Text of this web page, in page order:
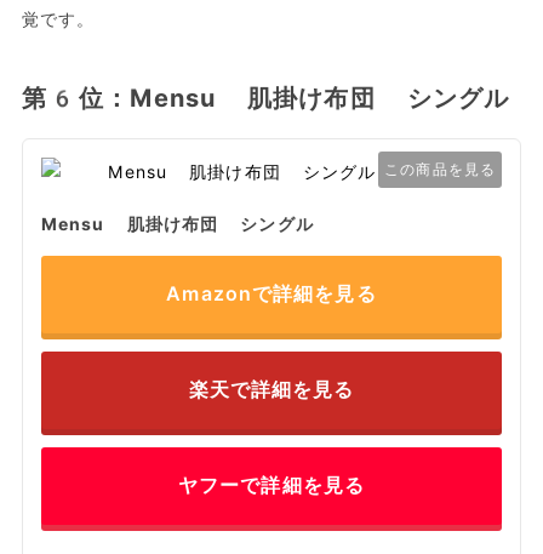
覚です。
第6位：Mensu 肌掛け布団 シングル
この商品を見る
Mensu 肌掛け布団 シングル
Amazonで詳細を見る
楽天で詳細を見る
ヤフーで詳細を見る